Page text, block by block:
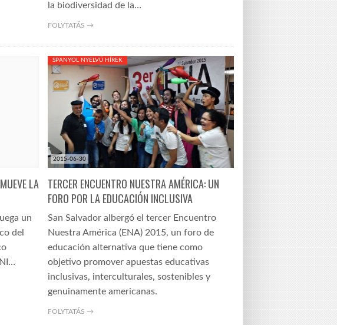
la biodiversidad de la…
FOLYTATÁS →
LA
un
del
2015-06-30
SPANYOL NYELVŰ HÍREK
TERCER ENCUENTRO NUESTRA AMÉRICA: UN
FORO POR LA EDUCACIÓN INCLUSIVA
San Salvador albergó el tercer Encuentro
Nuestra América (ENA) 2015, un foro de
educación alternativa que tiene como
objetivo promover apuestas educativas
inclusivas, interculturales, sostenibles y
genuinamente americanas.
FOLYTATÁS →